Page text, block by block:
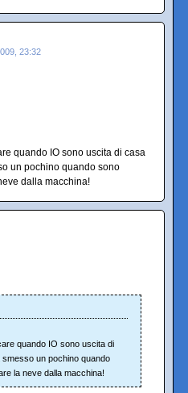
23:32
quando IO sono uscita di casa
un pochino quando sono
dalla macchina!
quando IO sono uscita di
un pochino quando
la neve dalla macchina!